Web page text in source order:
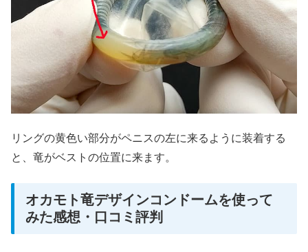
リングの黄色い部分がペニスの左に来るように装着する
と、竜がベストの位置に来ます。
オカモト竜デザインコンドームを使って
みた感想・口コミ評判